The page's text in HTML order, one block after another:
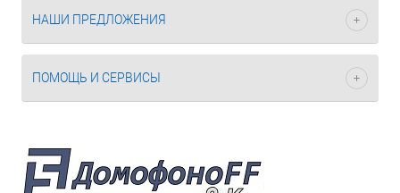
НАШИ ПРЕДЛОЖЕНИЯ
ПОМОЩЬ И СЕРВИСЫ